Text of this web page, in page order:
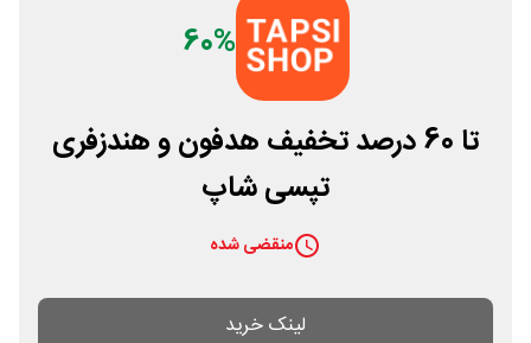
60%
تا 60 درصد تخفیف هدفون و هندزفری
تپسی شاپ
منقضی شده
لینک خرید